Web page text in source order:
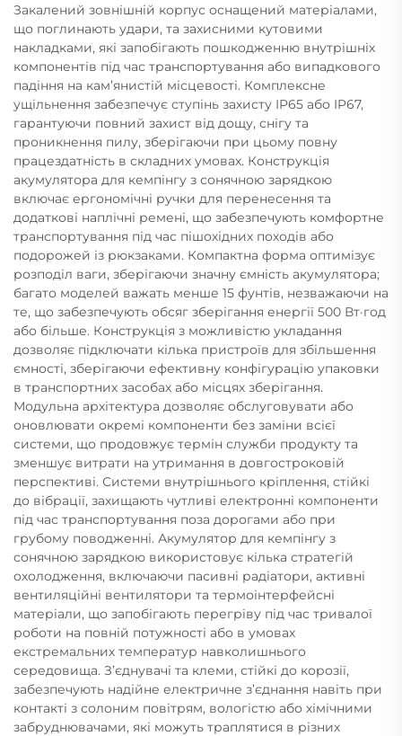
Закалений зовнішній корпус оснащений матеріалами,
що поглинають удари, та захисними кутовими
накладками, які запобігають пошкодженню внутрішніх
компонентів під час транспортування або випадкового
падіння на кам’янистій місцевості. Комплексне
ущільнення забезпечує ступінь захисту IP65 або IP67,
гарантуючи повний захист від дощу, снігу та
проникнення пилу, зберігаючи при цьому повну
працездатність в складних умовах. Конструкція
акумулятора для кемпінгу з сонячною зарядкою
включає ергономічні ручки для перенесення та
додаткові наплічні ремені, що забезпечують комфортне
транспортування під час пішохідних походів або
подорожей із рюкзаками. Компактна форма оптимізує
розподіл ваги, зберігаючи значну ємність акумулятора;
багато моделей важать менше 15 фунтів, незважаючи на
те, що забезпечують обсяг зберігання енергії 500 Вт·год
або більше. Конструкція з можливістю укладання
дозволяє підключати кілька пристроїв для збільшення
ємності, зберігаючи ефективну конфігурацію упаковки
в транспортних засобах або місцях зберігання.
Модульна архітектура дозволяє обслуговувати або
оновлювати окремі компоненти без заміни всієї
системи, що продовжує термін служби продукту та
зменшує витрати на утримання в довгостроковій
перспективі. Системи внутрішнього кріплення, стійкі
до вібрації, захищають чутливі електронні компоненти
під час транспортування поза дорогами або при
грубому поводженні. Акумулятор для кемпінгу з
сонячною зарядкою використовує кілька стратегій
охолодження, включаючи пасивні радіатори, активні
вентиляційні вентилятори та термоінтерфейсні
матеріали, що запобігають перегріву під час тривалої
роботи на повній потужності або в умовах
екстремальних температур навколишнього
середовища. З’єднувачі та клеми, стійкі до корозії,
забезпечують надійне електричне з’єднання навіть при
контакті з солоним повітрям, вологістю або хімічними
забруднювачами, які можуть траплятися в різних